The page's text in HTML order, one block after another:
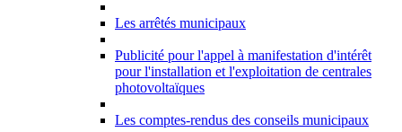
Les arrêtés municipaux
Publicité pour l'appel à manifestation d'intérêt
pour l'installation et l'exploitation de centrales
photovoltaïques
Les comptes-rendus des conseils municipaux